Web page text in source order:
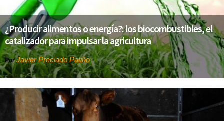
¿Producir alimentos o energía?: los biocombustibles, el
catalizador para impulsar la agricultura
PorJavier Preciado Patiño